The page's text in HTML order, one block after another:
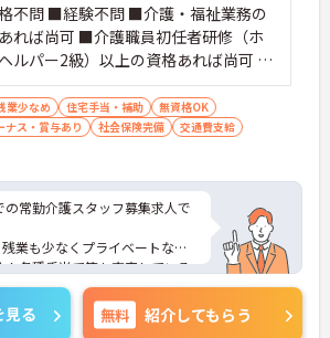
不問 ■経験不問 ■介護・福祉業務の
れば尚可 ■介護職員初任者研修（ホ
ルパー2級）以上の資格あれば尚可 ■
動車運転免許（AT限定可） ■必要な
ル：パソコン、タブレットの所定画
文字入力程度
業少なめ 住宅手当・補助
無資格OK
ナス・賞与あり 社会保険完備
交通費支給
常勤介護スタッフ募集求人で
業も少なくプライベートな時
各種手当て等も充実している
の就業が可能！
接のポイントなど、さらに詳
お気軽にご相談ください。
見る 無料 紹介してもらう